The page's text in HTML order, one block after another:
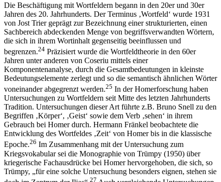
Die Beschäftigung mit Wortfeldern begann in den 20er und 30er
Jahren des 20. Jahrhunderts. Der Terminus ‚Wortfeld‘ wurde 1931
von Jost Trier geprägt zur Bezeichnung einer strukturierten, einen
Sachbereich abdeckenden Menge von begriffsverwandten Wörtern,
die sich in ihrem Wortinhalt gegenseitig beeinflussen und
begrenzen.24 Präzisiert wurde die Wortfeldtheorie in den 60er
Jahren unter anderen von Coseriu mittels einer
Komponentenanalyse, durch die Gesamtbedeutungen in kleinste
Bedeutungselemente zerlegt und so die semantisch ähnlichen Wörter
voneinander abgegrenzt werden.25 In der Homerforschung haben
Untersuchungen zu Wortfeldern seit Mitte des letzten Jahrhunderts
Tradition. Untersuchungen dieser Art führte z.B. Bruno Snell zu den
Begriffen ‚Körper‘, ‚Geist‘ sowie dem Verb ‚sehen‘ in ihrem
Gebrauch bei Homer durch. Hermann Fränkel beobachtete die
Entwicklung des Wortfeldes ‚Zeit‘ von Homer bis in die klassische
Epoche.26 Im Zusammenhang mit der Untersuchung zum
Kriegsvokabular sei die Monographie von Trümpy (1950) über
kriegerische Fachausdrücke bei Homer hervorgehoben, die sich, so
Trümpy, „für eine solche Untersuchung besonders eignen, stehen sie
27